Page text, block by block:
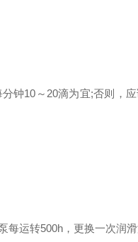
10～20滴为宜;否则，应
运转500h，更换一次润滑